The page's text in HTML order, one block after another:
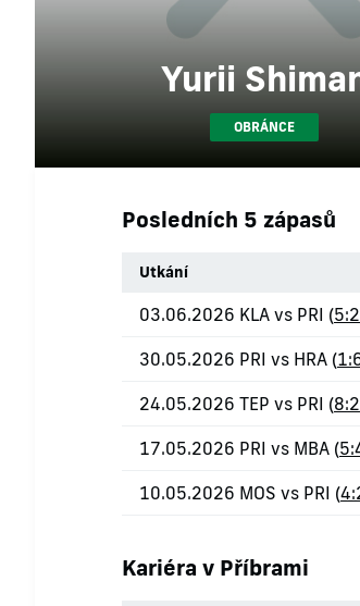
Yurii
OBRÁNCE
Posledních 5 zápasů
Utkání
03.06.2026 KLA vs PRI (5:2
30.05.2026 PRI vs HRA (
24.05.2026 TEP vs PRI (8:2
17.05.2026 PRI vs MBA (
10.05.2026 MOS vs PRI (
Kariéra v Příbrami